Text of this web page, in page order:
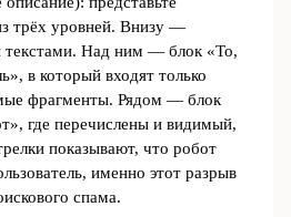
трёх уровней. Внизу —
текстами. Над ним — блок «То,
в который входят только
фрагменты. Рядом — блок
где перечислены и видимый,
показывают, что робот
именно этот разрыв
спама.